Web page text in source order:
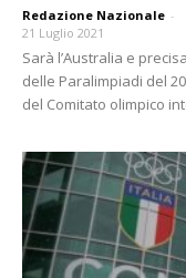
Redazione Nazionale -
21 Luglio 2021
Sarà l’Australia e
delle Paralimpiadi del
del Comitato olimpico